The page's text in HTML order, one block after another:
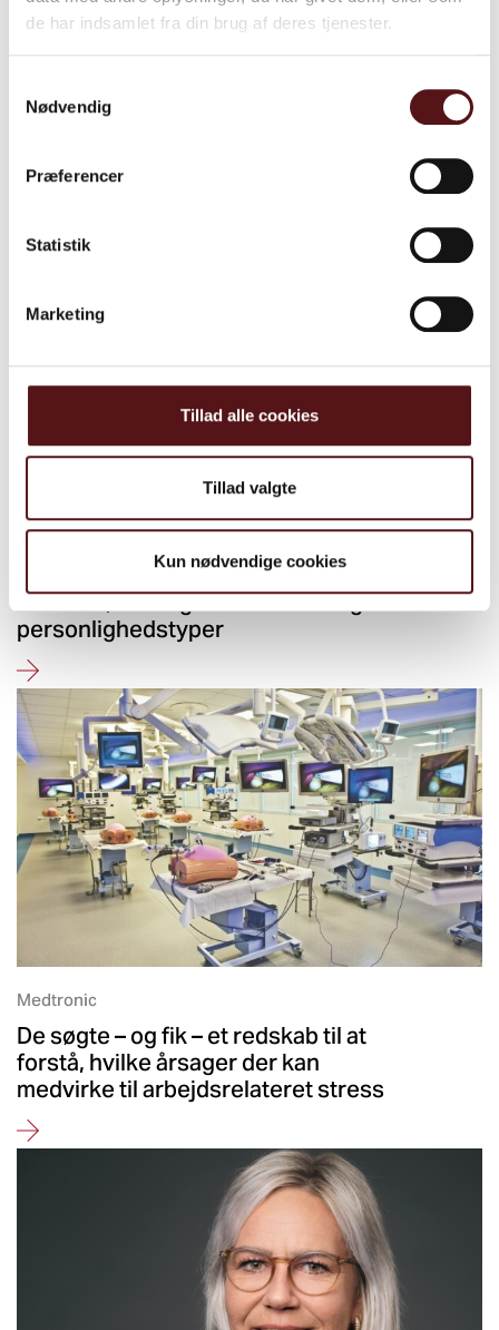
de har indsamlet fra din brug af deres tjenester.
Nødvendig
Præferencer
Statistik
Marketing
Tillad alle cookies
Tillad valgte
Kun nødvendige cookies
Se alle cases
Center for Miljø og Energi, Aarhus Kommune
Her lagde de ikke bare 3 afdelinger
sammen, men også vidt forskellige
personlighedstyper
Medtronic
De søgte – og fik – et redskab til at
forstå, hvilke årsager der kan
medvirke til arbejdsrelateret stress